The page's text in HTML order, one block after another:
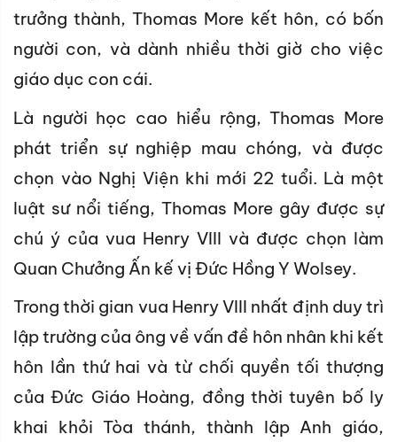
trưởng thành, Thomas More kết hôn, có bốn
người con, và dành nhiều thời giờ cho việc
giáo dục con cái.
Là người học cao hiểu rộng, Thomas More
phát triển sự nghiệp mau chóng, và được
chọn vào Nghị Viện khi mới 22 tuổi. Là một
luật sư nổi tiếng, Thomas More gây được sự
chú ý của vua Henry VIII và được chọn làm
Quan Chưởng Ấn kế vị Đức Hồng Y Wolsey.
Trong thời gian vua Henry VIII nhất định duy trì
lập trường của ông về vấn đề hôn nhân khi kết
hôn lần thứ hai và từ chối quyền tối thượng
của Đức Giáo Hoàng, đồng thời tuyên bố ly
khai khỏi Tòa thánh, thành lập Anh giáo,